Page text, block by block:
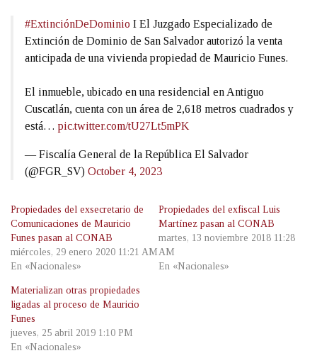
#ExtinciónDeDominio I El Juzgado Especializado de
Extinción de Dominio de San Salvador autorizó la venta
anticipada de una vivienda propiedad de Mauricio Funes.
El inmueble, ubicado en una residencial en Antiguo
Cuscatlán, cuenta con un área de 2,618 metros cuadrados y
está… pic.twitter.com/tU27Lt5mPK
— Fiscalía General de la República El Salvador
(@FGR_SV) October 4, 2023
Propiedades del exsecretario de
Comunicaciones de Mauricio
Funes pasan al CONAB
miércoles, 29 enero 2020 11:21 AM
En «Nacionales»
Propiedades del exfiscal Luis
Martínez pasan al CONAB
martes, 13 noviembre 2018 11:28
AM
En «Nacionales»
Materializan otras propiedades
ligadas al proceso de Mauricio
Funes
jueves, 25 abril 2019 1:10 PM
En «Nacionales»